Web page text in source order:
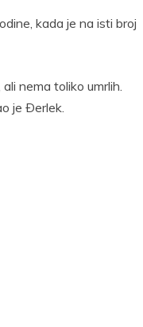
kada je na isti broj
nema toliko umrlih.
je Ðerlek.